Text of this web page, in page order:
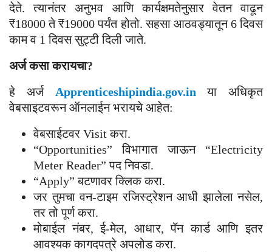
देते. त्यानंतर अनुभव आणि कार्यक्षमतेनुसार वेतन वाढून
₹18000 ते ₹19000 पर्यंत होतो. सहसा आठवड्यातून 6 दिवस
काम व 1 दिवस सुट्टी दिली जाते.
अर्ज कसा करायचा?
हे अर्ज Apprenticeshipindia.gov.inया अधिकृत
वेबसाइटवरून ऑनलाईन भरायचे आहेत:
वेबसाईटवर Visit करा.
“Opportunities” विभागात जाऊन “Electricity
Meter Reader” पद निवडा.
“Apply” बटणावर क्लिक करा.
जर तुमचा वन-टाइम रजिस्ट्रेशन आधी झालेला नसेल,
तर तो पूर्ण करा.
मोबाईल नंबर, ई-मेल, आधार, पॅन कार्ड आणि इतर
आवश्यक कागदपत्रे अपलोड करा.